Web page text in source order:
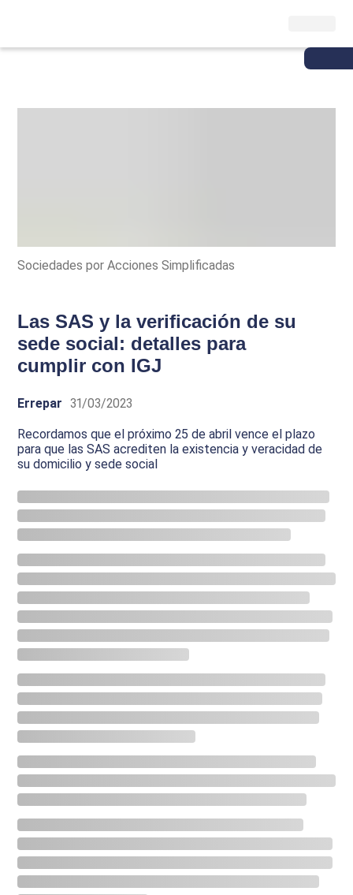
Sociedades por Acciones Simplificadas
Las SAS y la verificación de su
sede social: detalles para
cumplir con IGJ
Errepar 31/03/2023
Recordamos que el próximo 25 de abril vence el plazo
para que las SAS acrediten la existencia y veracidad de
su domicilio y sede social